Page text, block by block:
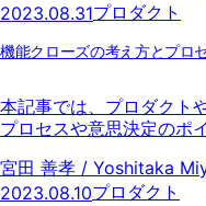
2023.08.31プロダクト
機能クローズの考え方とプロ
本記事では、プロダクト
プロセスや意思決定のポ
宮田 善孝 / Yoshitaka
2023.08.10プロダクト